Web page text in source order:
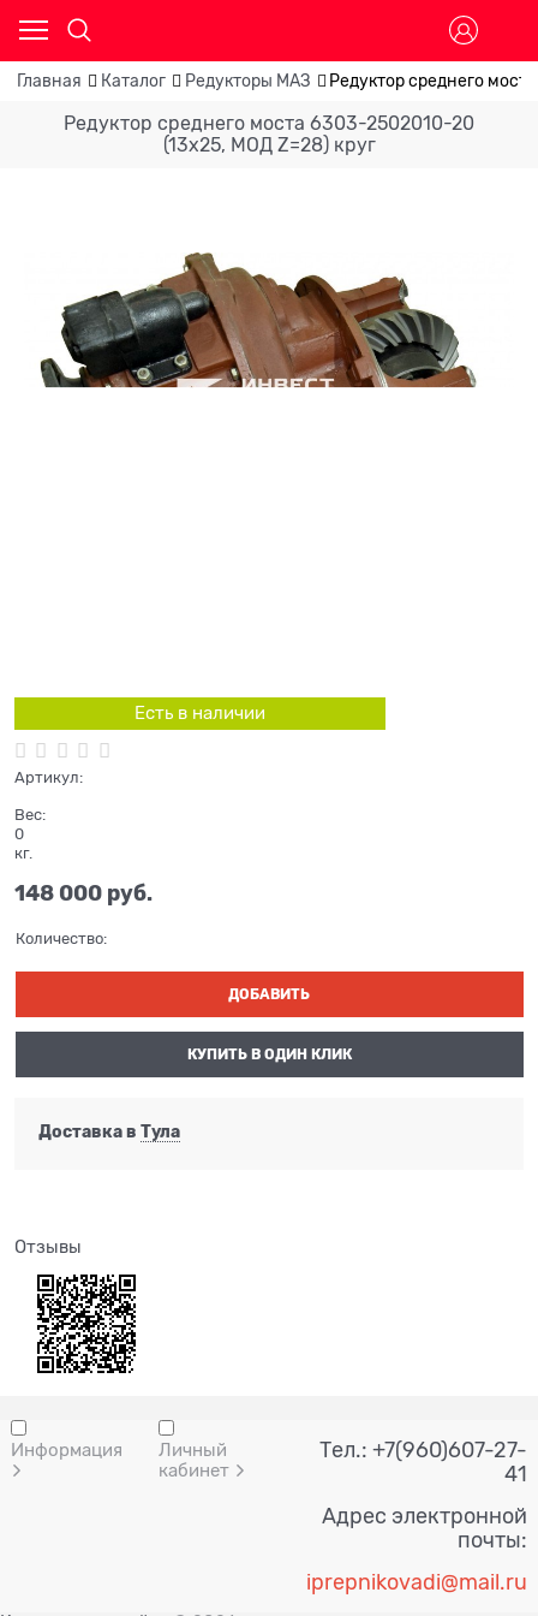
Главная Каталог Редукторы МАЗ Редуктор среднего
Редуктор среднего моста 6303-2502010-20
(13х25, МОД Z=28) круг
Есть в наличии
Артикул:
Вес:
0
кг.
148 000 руб.
Количество:
ДОБАВИТЬ
КУПИТЬ В ОДИН КЛИК
Доставка в Тула
Отзывы
Информация
Личный
кабинет
Тел.: +7(960)607-27-
41
Адрес электронной
почты:
iprepnikovadi@mail.ru